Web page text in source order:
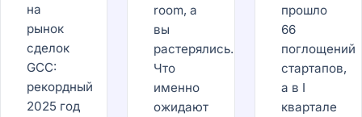
на
рынок
сделок
GCC:
рекордный
2025 год
room, а
вы
растерялись.
Что
именно
ожидают
прошло
66
поглощений
стартапов,
а в I
квартале